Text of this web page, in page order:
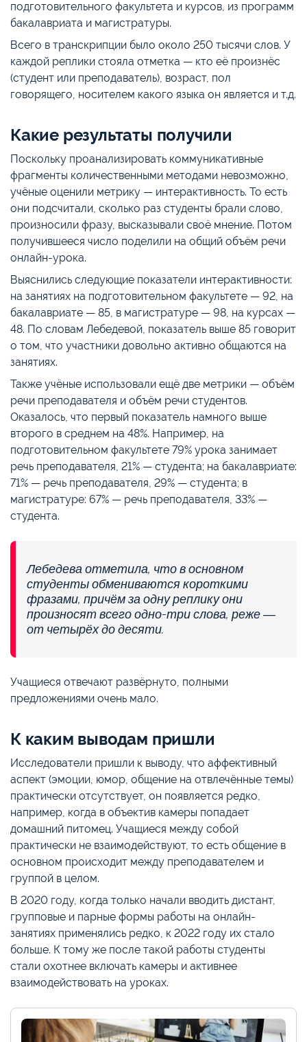
подготовительного факультета и курсов, из программ
бакалавриата и магистратуры.
Всего в транскрипции было около 250 тысячи слов. У
каждой реплики стояла отметка — кто её произнёс
(студент или преподаватель), возраст, пол
говорящего, носителем какого языка он является и т.д.
Какие результаты получили
Поскольку проанализировать коммуникативные
фрагменты количественными методами невозможно,
учёные оценили метрику — интерактивность. То есть
они подсчитали, сколько раз студенты брали слово,
произносили фразу, высказывали своё мнение. Потом
получившееся число поделили на общий объём речи
онлайн-урока.
Выяснились следующие показатели интерактивности:
на занятиях на подготовительном факультете — 92, на
бакалавриате — 85, в магистратуре — 98, на курсах —
48. По словам Лебедевой, показатель выше 85 говорит
о том, что участники довольно активно общаются на
занятиях.
Также учёные использовали ещё две метрики — объём
речи преподавателя и объём речи студентов.
Оказалось, что первый показатель намного выше
второго в среднем на 48%. Например, на
подготовительном факультете 79% урока занимает
речь преподавателя, 21% — студента; на бакалавриате:
71% — речь преподавателя, 29% — студента; в
магистратуре: 67% — речь преподавателя, 33% —
студента.
Лебедева отметила, что в основном
студенты обмениваются короткими
фразами, причём за одну реплику они
произносят всего одно-три слова, реже —
от четырёх до десяти.
Учащиеся отвечают развёрнуто, полными
предложениями очень мало.
К каким выводам пришли
Исследователи пришли к выводу, что аффективный
аспект (эмоции, юмор, общение на отвлечённые темы)
практически отсутствует, он появляется редко,
например, когда в объектив камеры попадает
домашний питомец. Учащиеся между собой
практически не взаимодействуют, то есть общение в
основном происходит между преподавателем и
группой в целом.
В 2020 году, когда только начали вводить дистант,
групповые и парные формы работы на онлайн-
занятиях применялись редко, к 2022 году их стало
больше. К тому же после такой работы студенты
стали охотнее включать камеры и активнее
взаимодействовать на уроках.